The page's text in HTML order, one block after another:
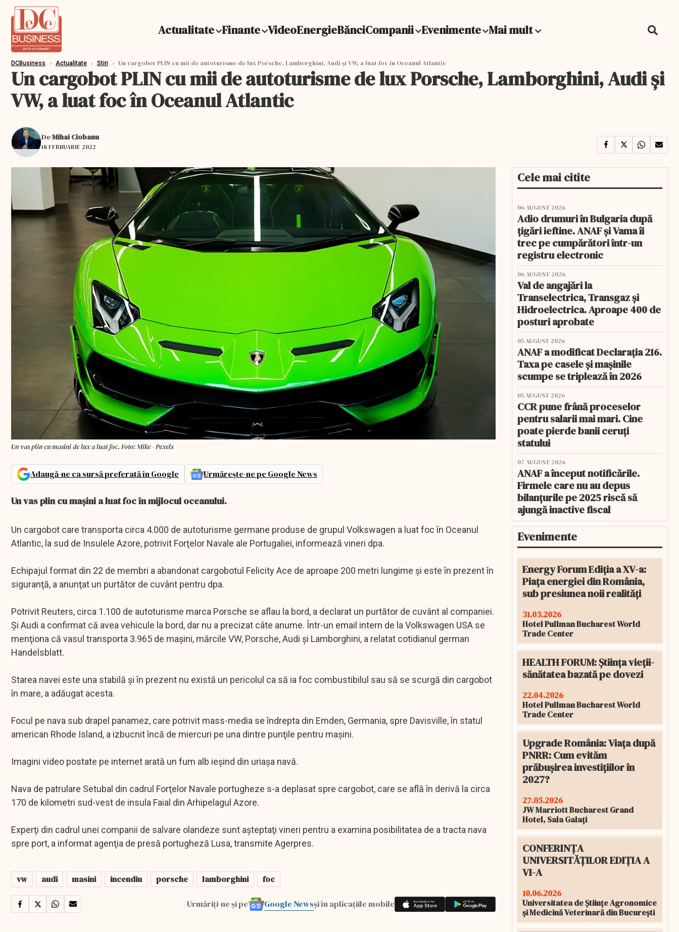
Actualitate Finante VideoEnergieBănciCompanii Evenimente Mai mult
DCBusiness › Actualitate › Stiri › Un cargobot PLIN cu mii de autoturisme de lux Porsche, Lamborghini, Audi şi VW, a luat foc în Oceanul Atlantic
Un cargobot PLIN cu mii de autoturisme de lux Porsche, Lamborghini, Audi şi
VW, a luat foc în Oceanul Atlantic
DeMihai Ciobanu
18 FEBRUARIE 2022
Un vas plin cu masini de lux a luat foc. Foto: Mike - Pexels
Adaugă-ne ca sursă preferată în Google Urmărește-ne pe Google News
Un vas plin cu maşini a luat foc în mijlocul oceanului.
Un cargobot care transporta circa 4.000 de autoturisme germane produse de grupul Volkswagen a luat foc în Oceanul
Atlantic, la sud de Insulele Azore, potrivit Forţelor Navale ale Portugaliei, informează vineri dpa.
Echipajul format din 22 de membri a abandonat cargobotul Felicity Ace de aproape 200 metri lungime şi este în prezent în
siguranţă, a anunţat un purtător de cuvânt pentru dpa.
Potrivit Reuters, circa 1.100 de autoturisme marca Porsche se aflau la bord, a declarat un purtător de cuvânt al companiei.
Şi Audi a confirmat că avea vehicule la bord, dar nu a precizat câte anume. Într-un email intern de la Volkswagen USA se
menţiona că vasul transporta 3.965 de maşini, mărcile VW, Porsche, Audi şi Lamborghini, a relatat cotidianul german
Handelsblatt.
Starea navei este una stabilă şi în prezent nu există un pericolul ca să ia foc combustibilul sau să se scurgă din cargobot
în mare, a adăugat acesta.
Focul pe nava sub drapel panamez, care potrivit mass-media se îndrepta din Emden, Germania, spre Davisville, în statul
american Rhode Island, a izbucnit încă de miercuri pe una dintre punţile pentru maşini.
Imagini video postate pe internet arată un fum alb ieşind din uriaşa navă.
Nava de patrulare Setubal din cadrul Forţelor Navale portugheze s-a deplasat spre cargobot, care se află în derivă la circa
170 de kilometri sud-vest de insula Faial din Arhipelagul Azore.
Experţi din cadrul unei companii de salvare olandeze sunt aşteptaţi vineri pentru a examina posibilitatea de a tracta nava
spre port, a informat agenţia de presă portugheză Lusa, transmite Agerpres.
vw audi masini incendiu porsche lamborghini foc
Urmăriți-ne și pe Google Newsși în aplicațiile mobile
Cele mai citite
06 AUGUST 2026
Adio drumuri în Bulgaria după
țigări ieftine. ANAF și Vama îi
trec pe cumpărători într-un
registru electronic
06 AUGUST 2026
Val de angajări la
Transelectrica, Transgaz și
Hidroelectrica. Aproape 400 de
posturi aprobate
05 AUGUST 2026
ANAF a modificat Declarația 216.
Taxa pe casele și mașinile
scumpe se triplează în 2026
05 AUGUST 2026
CCR pune frână proceselor
pentru salarii mai mari. Cine
poate pierde banii ceruți
statului
07 AUGUST 2026
ANAF a început notificările.
Firmele care nu au depus
bilanțurile pe 2025 riscă să
ajungă inactive fiscal
Evenimente
Energy Forum Ediția a XV-a:
Piața energiei din România,
sub presiunea noii realități
31.03.2026
Hotel Pullman Bucharest World
Trade Center
HEALTH FORUM: Știința vieții-
sănătatea bazată pe dovezi
22.04.2026
Hotel Pullman Bucharest World
Trade Center
Upgrade România: Viața după
PNRR: Cum evităm
prăbușirea investițiilor în
2027?
27.05.2026
JW Marriott Bucharest Grand
Hotel, Sala Galați
CONFERINȚA
UNIVERSITĂȚILOR EDIȚIA A
VI-A
10.06.2026
Universitatea de Științe Agronomice
și Medicină Veterinară din București